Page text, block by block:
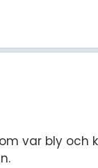
var bly och